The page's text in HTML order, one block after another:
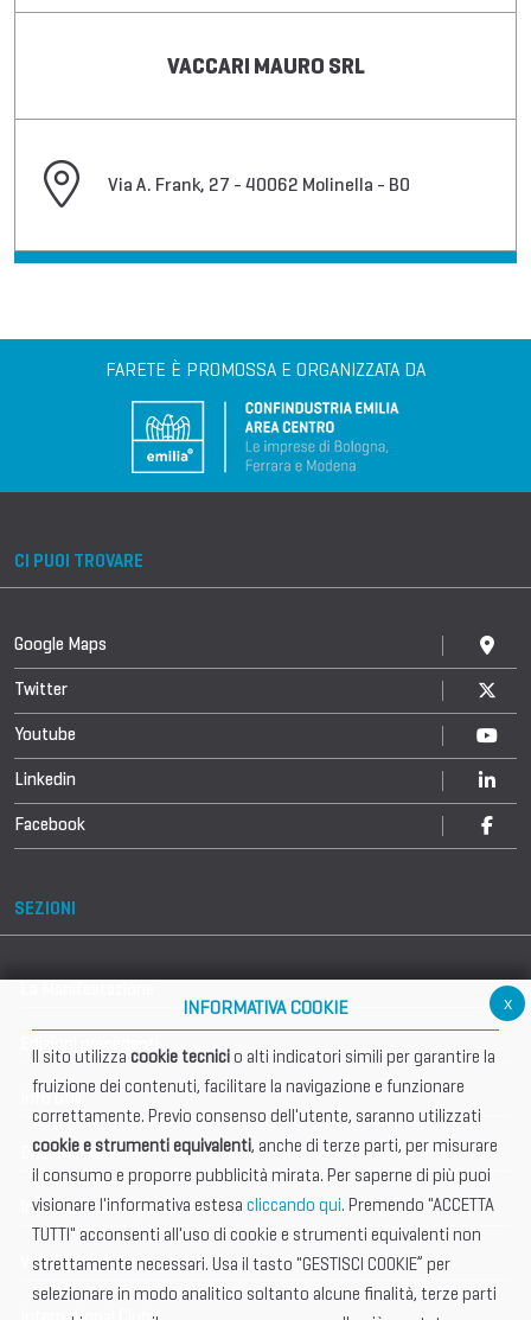
VACCARI MAURO SRL
Via A. Frank, 27 - 40062 Molinella - BO
FARETE È PROMOSSA E ORGANIZZATA DA
CI PUOI TROVARE
Google Maps
Twitter
Youtube
Linkedin
Facebook
SEZIONI
Info utili
Documentazione
Informazione importante
Vetrina Espositori
x
INFORMATIVA COOKIE
Il sito utilizza cookie tecnicio alti indicatori simili per garantire la
fruizione dei contenuti, facilitare la navigazione e funzionare
correttamente. Previo consenso dell'utente, saranno utilizzati
cookie e strumenti equivalenti, anche di terze parti, per misurare
il consumo e proporre pubblicità mirata. Per saperne di più puoi
visionare l'informativa estesa cliccando qui. Premendo "ACCETTA
TUTTI" acconsenti all'uso di cookie e strumenti equivalenti non
strettamente necessari. Usa il tasto "GESTISCI COOKIE” per
selezionare in modo analitico soltanto alcune finalità, terze parti